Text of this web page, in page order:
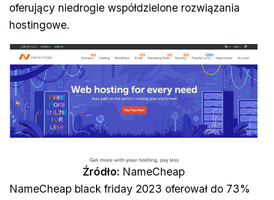
oferujący niedrogie współdzielone rozwiązania
hostingowe.
Źródło: NameCheap
NameCheap black friday 2023 oferował do 73%